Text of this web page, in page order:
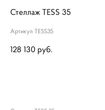
Стеллаж TESS 35
Артикул TESS35
128 130 pуб.